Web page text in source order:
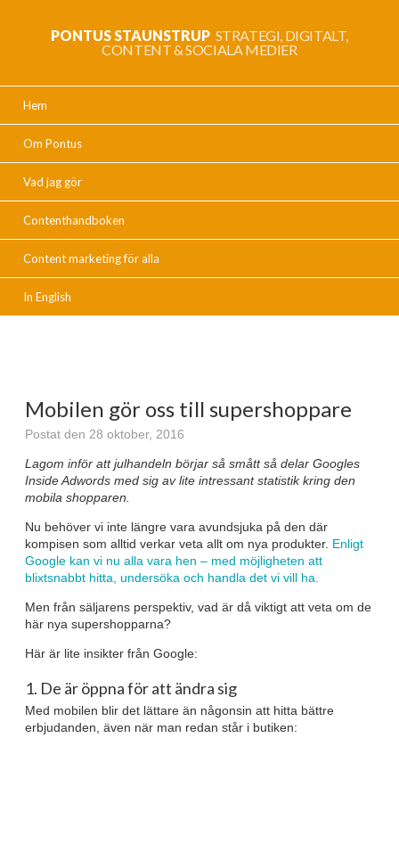
PONTUS STAUNSTRUP STRATEGI, DIGITALT,
CONTENT & SOCIALA MEDIER
Hem
Om Pontus
Vad jag gör
Contenthandboken
Content marketing för alla
In English
Mobilen gör oss till supershoppare
Postat den 28 oktober, 2016
Lagom inför att julhandeln börjar så smått så delar Googles
Inside Adwords med sig av lite intressant statistik kring den
mobila shopparen.
Nu behöver vi inte längre vara avundsjuka på den där
kompisen som alltid verkar veta allt om nya produkter. Enligt
Google kan vi nu alla vara hen – med möjligheten att
blixtsnabbt hitta, undersöka och handla det vi vill ha.
Men från säljarens perspektiv, vad är då viktigt att veta om de
här nya supershopparna?
Här är lite insikter från Google:
1. De är öppna för att ändra sig
Med mobilen blir det lättare än någonsin att hitta bättre
erbjudanden, även när man redan står i butiken: